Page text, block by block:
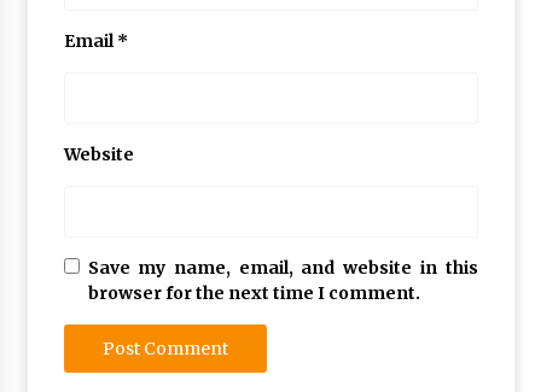
Email*
Website
Save my name, email, and website in this
browser for the next time I comment.